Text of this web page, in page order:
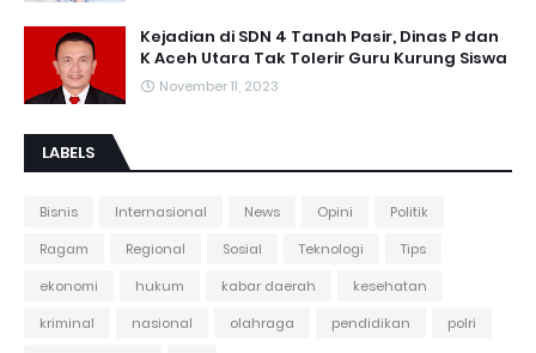
Kejadian di SDN 4 Tanah Pasir, Dinas P dan
K Aceh Utara Tak Tolerir Guru Kurung Siswa
November 11, 2023
LABELS
Bisnis Internasional News Opini
Politik
Ragam
Regional Sosial Teknologi
Tips
ekonomi
hukum kabar daerah
kesehatan
kriminal
nasional olahraga pendidikan
polri